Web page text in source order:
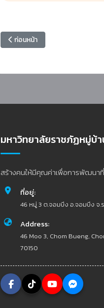
เนื้อหาก่อนหน้า: ศูนย์สร้างสรรค์
ก่อนหน้า
มหาวิทยาลัยราชภัฏหมู่บ้
สร้างคนให้มีคุณค่าเพื่อการพัฒนา
ที่อยู่:
46 หมู่ 3 ต.จอมบึง อ.จอมบึง จ.
Address:
46 Moo 3, Chom Bueng,
70150